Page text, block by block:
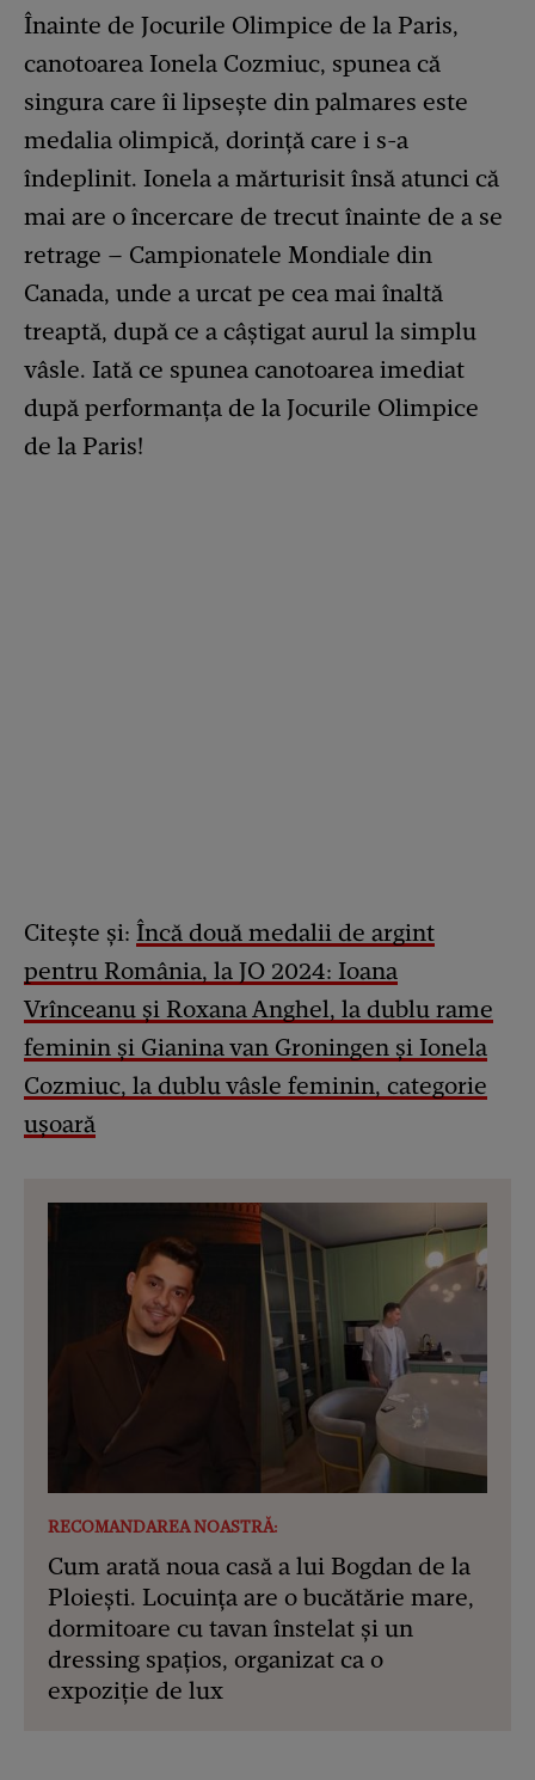
Înainte de Jocurile Olimpice de la Paris,
canotoarea Ionela Cozmiuc, spunea că
singura care îi lipsește din palmares este
medalia olimpică, dorință care i s-a
îndeplinit. Ionela a mărturisit însă atunci că
mai are o încercare de trecut înainte de a se
retrage – Campionatele Mondiale din
Canada, unde a urcat pe cea mai înaltă
treaptă, după ce a câștigat aurul la simplu
vâsle. Iată ce spunea canotoarea imediat
după performanța de la Jocurile Olimpice
de la Paris!
Citește și: Încă două medalii de argint
pentru România, la JO 2024: Ioana
Vrînceanu şi Roxana Anghel, la dublu rame
feminin și Gianina van Groningen și Ionela
Cozmiuc, la dublu vâsle feminin, categorie
uşoară
RECOMANDAREA NOASTRĂ:
Cum arată noua casă a lui Bogdan de la
Ploiești. Locuința are o bucătărie mare,
dormitoare cu tavan înstelat și un
dressing spațios, organizat ca o
expoziție de lux